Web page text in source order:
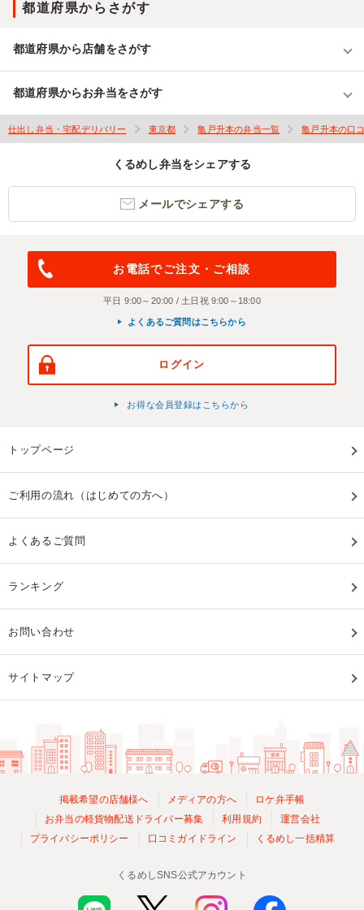
都道府県からさがす
都道府県から店舗をさがす
都道府県からお弁当をさがす
仕出し弁当・宅配デリバリー 東京都 亀戸升本の弁当一覧 亀戸升本の口
くるめし弁当をシェアする
メールでシェアする
お電話でご注文・ご相談
平日 9:00～20:00 / 土日祝 9:00～18:00
よくあるご質問はこちらから
ログイン
お得な会員登録はこちらから
トップページ
ご利用の流れ（はじめての方へ）
よくあるご質問
ランキング
お問い合わせ
サイトマップ
掲載希望の店舗様へ メディアの方へ
ロケ弁手帳
お弁当の軽貨物配送ドライバー募集
利用規約
運営会社
プライバシーポリシー
口コミガイドライン くるめし一括精算
くるめしSNS公式アカウント